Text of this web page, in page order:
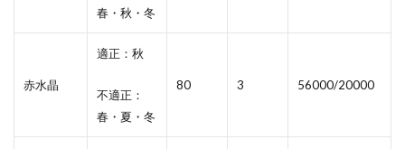
春・秋・冬
赤水晶
適正：秋
不適正：
春・夏・冬
80 3 56000/20000